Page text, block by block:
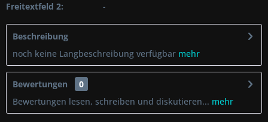
Freitextfeld 2:
-
Beschreibung
noch keine Langbeschreibung verfügbar mehr
Bewertungen
0
Bewertungen lesen, schreiben und diskutieren... mehr